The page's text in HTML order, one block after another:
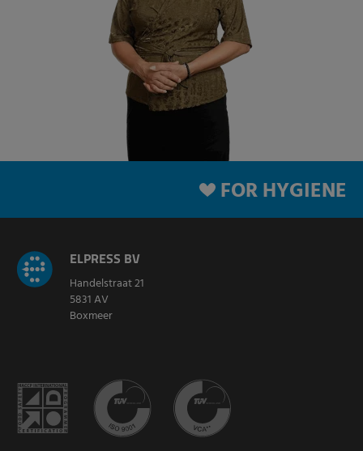
FOR HYGIENE
ELPRESS BV
Handelstraat 21
5831 AV
Boxmeer